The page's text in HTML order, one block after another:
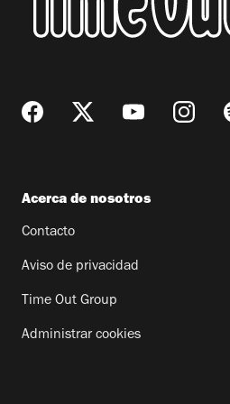
Acerca de nosotros
Contacto
Aviso de privacidad
Time Out Group
Administrar cookies